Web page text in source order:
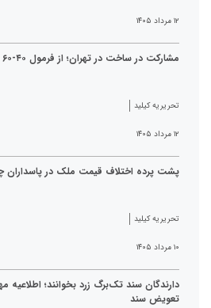
۱۲ مرداد ۱۴۰۵
مشارکت در ساخت در تهران؛ از فرمول ۴۰-۶۰ تا توافق‌های ۵۰-۵۰
تحریریه کیلید
۱۲ مرداد ۱۴۰۵
پشت پرده اختلاف قیمت ملک در
تحریریه کیلید
۱۰ مرداد ۱۴۰۵
دارندگان سند تک‌برگ زرد بخوانند؛ اطلاعیه
تعویض سند